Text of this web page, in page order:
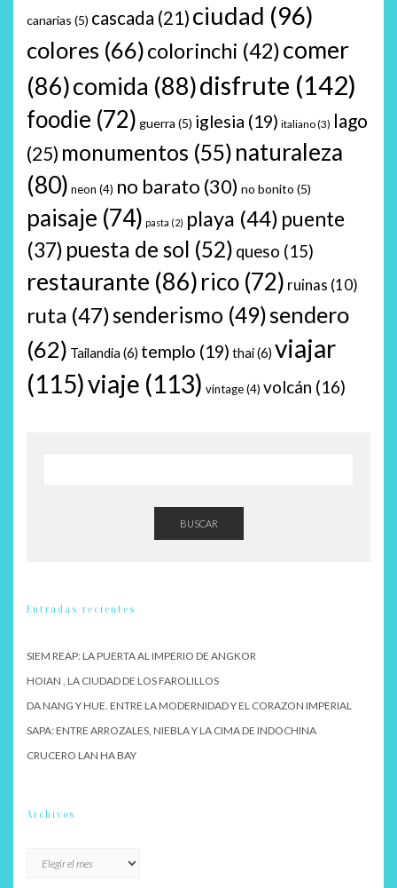
canarias (5) cascada (21) ciudad (96)
colores (66)colorinchi (42)comer
(86)comida (88)disfrute (142)
foodie (72) guerra (5) iglesia (19) italiano(3) lago
(25) monumentos (55) naturaleza
(80) neon (4) no barato (30) no bonito (5)
paisaje (74) pasta (2) playa (44) puente
(37) puesta de sol (52) queso (15)
restaurante (86)rico (72) ruinas (10)
ruta (47)senderismo (49)sendero
(62) Tailandia (6) templo (19) thai(6) viajar
(115)viaje (113) vintage(4) volcán (16)
BUSCAR
Entradas recientes
SIEM REAP: LA PUERTA AL IMPERIO DE ANGKOR
HOIAN , LA CIUDAD DE LOS FAROLILLOS
DA NANG Y HUE. ENTRE LA MODERNIDAD Y EL CORAZON IMPERIAL
SAPA: ENTRE ARROZALES, NIEBLA Y LA CIMA DE INDOCHINA
CRUCERO LAN HA BAY
Archivos